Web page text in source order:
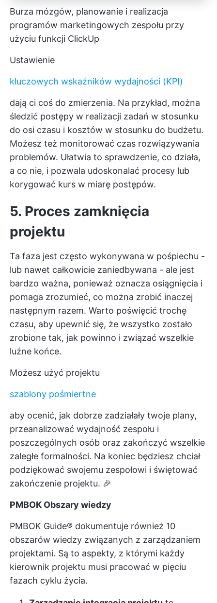
Burza mózgów, planowanie i realizacja
programów marketingowych zespołu przy
użyciu funkcji ClickUp
Ustawienie
kluczowych wskaźników wydajności (KPI)
dają ci coś do zmierzenia. Na przykład, można
śledzić postępy w realizacji zadań w stosunku
do osi czasu i kosztów w stosunku do budżetu.
Możesz też monitorować czas rozwiązywania
problemów. Ułatwia to sprawdzenie, co działa,
a co nie, i pozwala udoskonalać procesy lub
korygować kurs w miarę postępów.
5. Proces zamknięcia
projektu
Ta faza jest często wykonywana w pośpiechu -
lub nawet całkowicie zaniedbywana - ale jest
bardzo ważna, ponieważ oznacza osiągnięcia i
pomaga zrozumieć, co można zrobić inaczej
następnym razem. Warto poświęcić trochę
czasu, aby upewnić się, że wszystko zostało
zrobione tak, jak powinno i związać wszelkie
luźne końce.
Możesz użyć projektu
szablony pośmiertne
aby ocenić, jak dobrze zadziałały twoje plany,
przeanalizować wydajność zespołu i
poszczególnych osób oraz zakończyć wszelkie
zaległe formalności. Na koniec będziesz chciał
podziękować swojemu zespołowi i świętować
zakończenie projektu. 🎉
PMBOK Obszary wiedzy
PMBOK Guide® dokumentuje również 10
obszarów wiedzy związanych z zarządzaniem
projektami. Są to aspekty, z którymi każdy
kierownik projektu musi pracować w pięciu
fazach cyklu życia.